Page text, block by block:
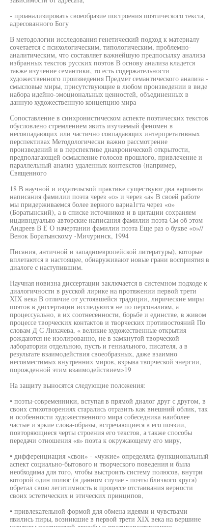
- проанализировать своеобразие построения поэтического текста,
адресованного Богу
В методологии исследования генетический подход к материалу
сочетается с психологическим, типологическим, проблемно-
аналитическим, что составляет важнейшую предпосылку анализа
избранных текстов русских поэтов В основу анализа кладется
также изучение семантики, то есть содержательности
художественного произведения Предмет семантического анализа -
смысловые миры, присутствующие в любом произведении в виде
набора идейно-эмоциональных ценностей, объединенных в
данную художественную концепцию мира
Сопоставление в синхронистическом аспекте поэтических текстов
обусловлено стремлением явить изучаемый феномен в
несовпадающих или частично совпадающих интерпретативных
перспективах Методологически важно рассмотрение
произведений и в перспективе диахронической открытости,
предполагающей осмысление голосов прошлого, привлечение и
параллельный анализ удаленных контекстов (например,
Священного
18 В научной и издательской практике существуют два варианта
написания фамилии поэта через «о» и через «а» В своей работе
мы придерживаемся более верного вариа1гта через «о»
(Боратынский), а в списке источников и в цитации сохраняем
ицдивндуалыю-авторские написания фамилии поэта См об этом
Андреев В Е О начертании фамилии поэта Еще раз о букве «о»//
Венок Боратынскому -Мичуринск, 1994
Писания, античной и западноевропейской литературы), которые
вплетаются в настоящее, обнаруживают новые грани восприятия в
диалоге с наступившим.
Научная новизна диссертации заключается в системном подходе к
диалогичности в русской лирике на протяжении первой трети
XIX века В отличие от устоявшейся традиции, лирические миры
поэтов в диссертации исследуются не по персоналиям, а
процессуально, в их соотнесенности, борьбе и единстве, в живом
процессе творческих контактов и творческих противостояний По
словам Д С Лихачева, « великие художественные открытия
рождаются не изолированно, не в замкнутой творческой
лаборатории отдельною, пусть и гениального, писателя, а в
результате взаимодействия своеобразных, даже взаимно
несовместимых внутренних миров, взрыва творческой энергии,
порожденной этим взаимодействием»19
На защиту выносятся следующие положения:
• поэты-современники, вступая в прямой диалог друг с другом, в
своих стихотворениях старались отразить как внешний облик, так
и особенности художественного мира собеседника наиболее
частые и яркие слова-образы, встречающиеся в его поэзии,
повторяющиеся черты строения его текстов, а также способы
передачи отношения «я» поэта к окружающему его миру,
• дифференциация «свои» - «чужие» определяла функциональный
аспект социально-бытового и творческого поведения и была
необходима для того, чтобы выстроить систему полюсов, внутри
которой один полюс (в данном случае - поэты близкого круга)
обретал свою легитимность в процессе отстаивания верности
своих эстетических и этических принципов,
• привлекательной формой для обмена идеями и чувствами
явились пиры, возникшие в первой трети XIX века на вершине